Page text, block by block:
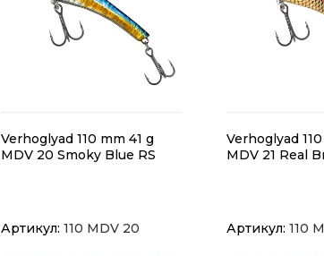
Verhoglyad 110 mm 41 g
MDV 20 Smoky Blue RS
Артикул: 110 MDV 20
Verhoglyad
MDV 21 Real
Артикул: 110